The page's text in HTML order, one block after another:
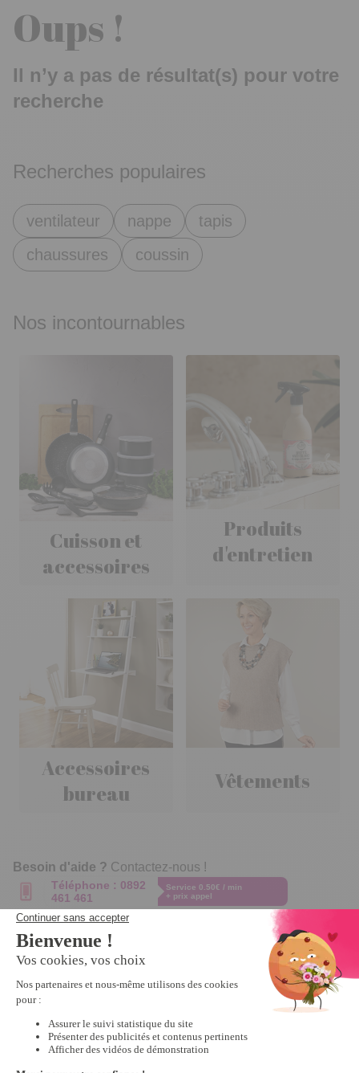
Oups !
Il n’y a pas de résultat(s) pour votre
recherche
Recherches populaires
ventilateur nappe
tapis
chaussures
coussin
Nos incontournables
Cuisson et
accessoires
Produits
d'entretien
Accessoires
bureau
Vêtements
Besoin d'aide ? Contactez-nous !
Téléphone : 0892
461 461
Service 0.50€ / min
+ prix appel
Formulaire de contact
Retour à l'accueil